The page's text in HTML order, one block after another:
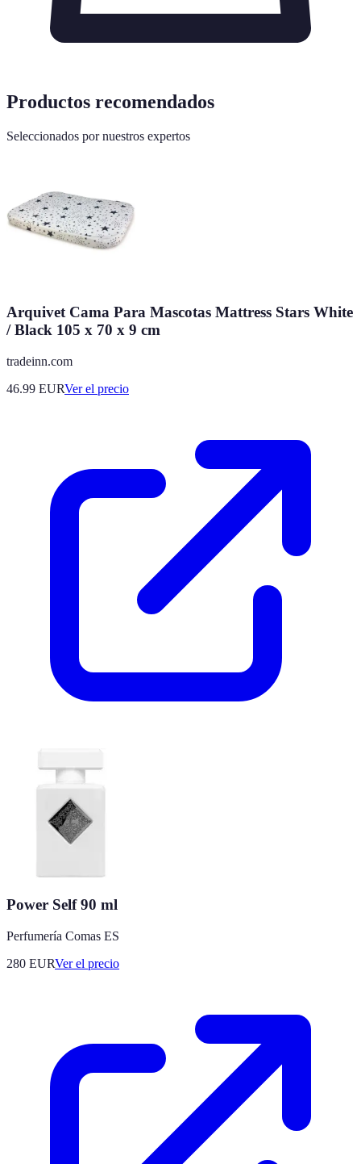
Productos recomendados
Seleccionados por nuestros expertos
Arquivet Cama Para Mascotas Mattress Stars White
/ Black 105 x 70 x 9 cm
tradeinn.com
46.99 EURVer el precio
Power Self 90 ml
Perfumería Comas ES
280 EURVer el precio